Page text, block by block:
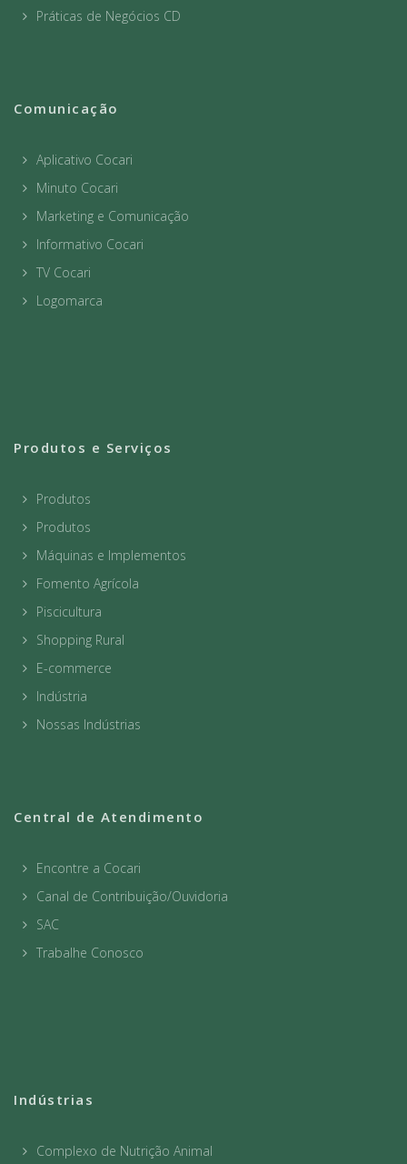
Práticas de Negócios CD
Comunicação
Aplicativo Cocari
Minuto Cocari
Marketing e Comunicação
Informativo Cocari
TV Cocari
Logomarca
Produtos e Serviços
Produtos
Produtos
Máquinas e Implementos
Fomento Agrícola
Piscicultura
Shopping Rural
E-commerce
Indústria
Nossas Indústrias
Central de Atendimento
Encontre a Cocari
Canal de Contribuição/Ouvidoria
SAC
Trabalhe Conosco
Indústrias
Complexo de Nutrição Animal